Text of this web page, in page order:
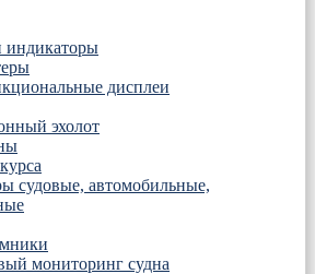
индикаторы
дисплеи
эхолот
судовые, автомобильные,
мониторинг судна